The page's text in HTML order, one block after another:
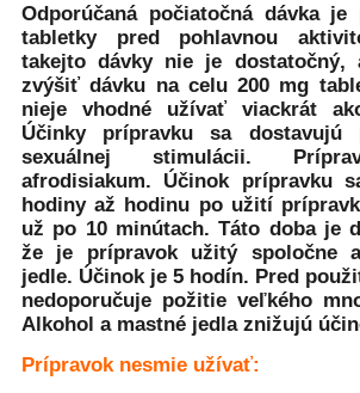
Odporúčaná počiatočná dávka je
tabletky pred pohlavnou
takejto dávky nie je dostatočný,
zvýšiť dávku na celu 200 mg
nieje vhodné užívať viackrát
Účinky prípravku sa dostavujú
sexuálnej stimulácii.
afrodisiakum. Účinok prípravku
hodiny až hodinu po užití
už po 10 minútach. Táto doba je
že je prípravok užitý spoločne
jedle. Účinok je 5 hodín. Pred
nedoporučuje požitie veľkého
Alkohol a mastné jedla znižujú
Prípravok nesmie užívať: